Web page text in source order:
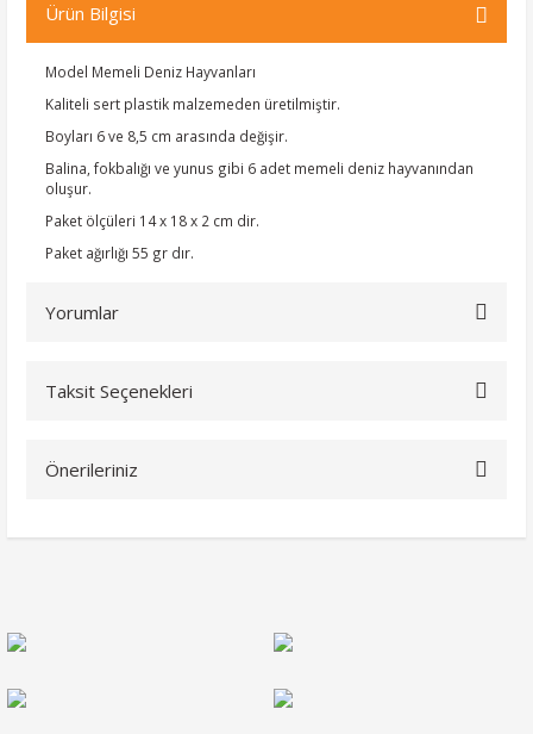
Ürün Bilgisi
Model Memeli Deniz Hayvanları
Kaliteli sert plastik malzemeden üretilmiştir.
Boyları 6 ve 8,5 cm arasında değişir.
Balina, fokbalığı ve yunus gibi 6 adet memeli deniz hayvanından
oluşur.
Paket ölçüleri 14 x 18 x 2 cm dir.
Paket ağırlığı 55 gr dır.
Yorumlar
Taksit Seçenekleri
Önerileriniz
Ürün resmi kalitesiz, bozuk veya görüntülenemiyor.
Ürün açıklamasında eksik bilgiler bulunuyor.